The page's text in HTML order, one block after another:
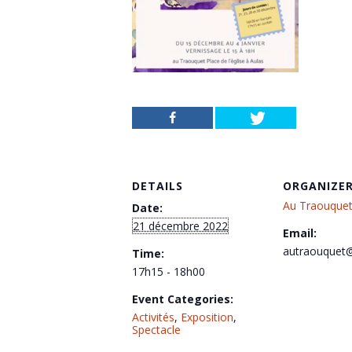
DETAILS
Date:
21 décembre 2022
Time:
17h15 - 18h00
Event Categories:
Activités, Exposition,
Spectacle
ORGANIZER
Au Traouquet
Email: